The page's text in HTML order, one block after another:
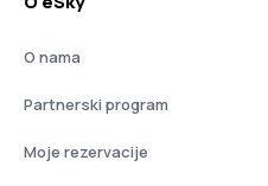
O nama
Partnerski program
Moje rezervacije